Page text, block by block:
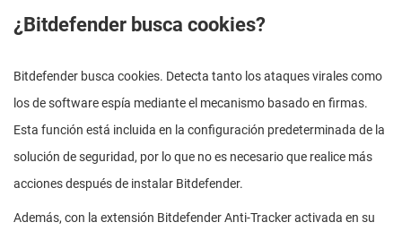
¿Bitdefender busca cookies?
Bitdefender busca cookies. Detecta tanto los ataques virales como
los de software espía mediante el mecanismo basado en firmas.
Esta función está incluida en la configuración predeterminada de la
solución de seguridad, por lo que no es necesario que realice más
acciones después de instalar Bitdefender.
Además, con la extensión Bitdefender Anti-Tracker activada en su